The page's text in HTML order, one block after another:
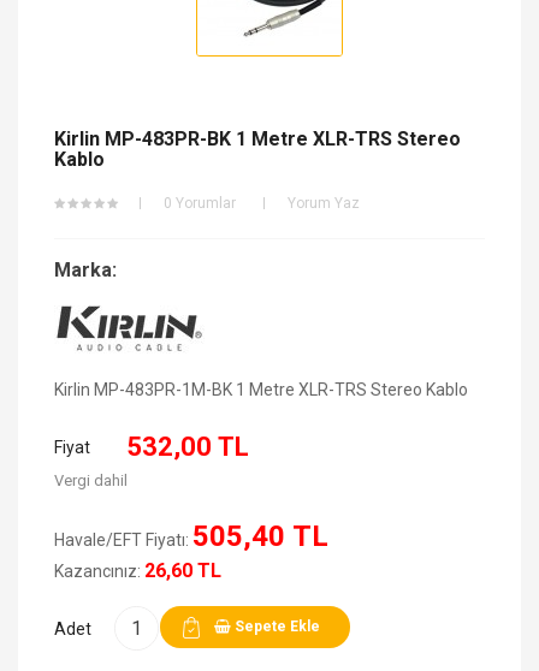
Kirlin MP-483PR-BK 1 Metre XLR-TRS Stereo
Kablo
0 Yorumlar Yorum Yaz
Marka:
Kirlin MP-483PR-1M-BK 1 Metre XLR-TRS Stereo Kablo
Fiyat 532,00 TL
Vergi dahil
Havale/EFT Fiyatı: 505,40 TL
Kazancınız: 26,60 TL
Adet Sepete Ekle